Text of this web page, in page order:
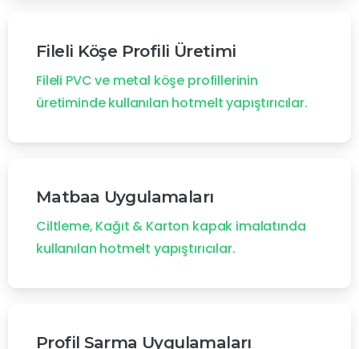
Fileli Köşe Profili Üretimi
Fileli PVC ve metal köşe profillerinin
üretiminde kullanılan hotmelt yapıştırıcılar.
Matbaa Uygulamaları
Ciltleme, Kağıt & Karton kapak imalatında
kullanılan hotmelt yapıştırıcılar.
Profil Sarma Uygulamaları